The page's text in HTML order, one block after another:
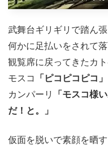
武舞台ギリギリで踏ん
何かに足払いをされて
観覧席に戻ってきたカト
モスコ
「ピコピコピコ」
カンパーリ
「モスコ様
だ！と。」
仮面を脱いで素顔を晒す